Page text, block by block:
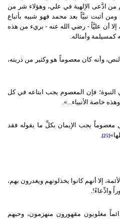
من ادَّعى الإلهية في علي، وهؤلاء شر من
أثبت نبيَّاً بعد محمد فهو شبيه بأتباع
إلا أن عليَّاً - رضي الله عنه - بريء من هذه
كمسيلمة وأمثاله.
وأنه كان معصوماً هو وكثير من ذريته،
فإن المعصوم يجب ابتاعه في كل
خاصة الأنبياء...».
يجب الإيمان بكلِّ ما يقوله فقد
[25]
إلا أنهم كانوا يخذلونهم ويغدرون بهم،
وادِّعاءً!.
مغلوبون مقهورون منهزمون، وحبهم